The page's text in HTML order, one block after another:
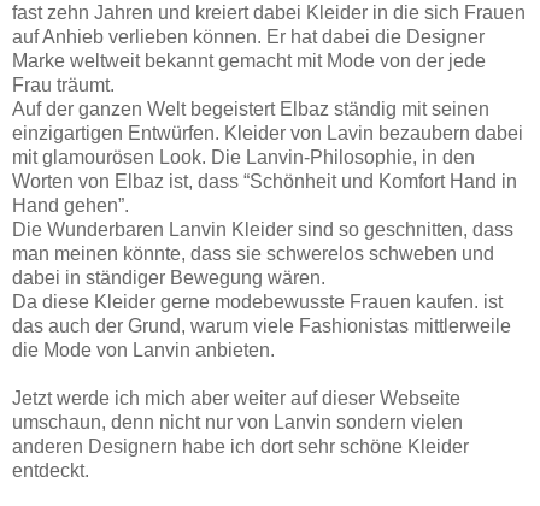
fast zehn Jahren und kreiert dabei Kleider in die sich Frauen
auf Anhieb verlieben können. Er hat dabei die Designer
Marke weltweit bekannt gemacht mit Mode von der jede
Frau träumt.
Auf der ganzen Welt begeistert Elbaz ständig mit seinen
einzigartigen Entwürfen. Kleider von Lavin bezaubern dabei
mit glamourösen Look. Die Lanvin-Philosophie, in den
Worten von Elbaz ist, dass “Schönheit und Komfort Hand in
Hand gehen”.
Die Wunderbaren Lanvin Kleider sind so geschnitten, dass
man meinen könnte, dass sie schwerelos schweben und
dabei in ständiger Bewegung wären.
Da diese Kleider gerne modebewusste Frauen kaufen. ist
das auch der Grund, warum viele Fashionistas mittlerweile
die Mode von Lanvin anbieten.
Jetzt werde ich mich aber weiter auf dieser Webseite
umschaun, denn nicht nur von Lanvin sondern vielen
anderen Designern habe ich dort sehr schöne Kleider
entdeckt.